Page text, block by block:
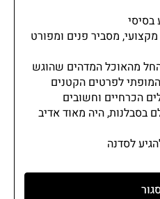
מסביר פנים ומפורט
מהאוכל המדהים שהוגש
לפרטים הקטנים
הכרחיים וחשובים
בסבלנות, היה מאוד אדיב
לסדנה